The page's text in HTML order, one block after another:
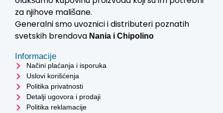
za njihove mališane.
Generalni smo uvoznici i distributeri poznatih
svetskih brendova Nania i Chipolino
Informacije
Načini plaćanja i isporuka
Uslovi korišćenja
Politika privatnosti
Detalji ugovora i prodaji
Politika reklamacije